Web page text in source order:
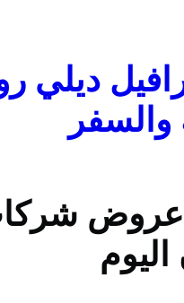
ديلي
والسفر
عروض